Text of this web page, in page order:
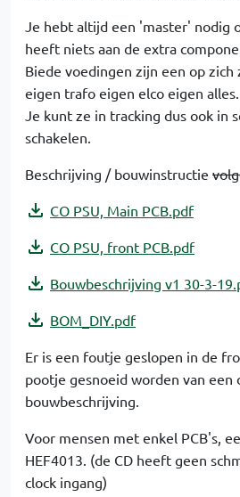
Je hebt altijd een 'master' nodig
heeft niets aan de extra
Biede voedingen zijn een op zich
eigen trafo eigen elco eigen alles.
Je kunt ze in tracking dus ook in
schakelen.
Beschrijving / bouwinstructie
CO PSU, Main PCB.pdf
CO PSU, front PCB.pdf
Bouwbeschrijving v1 30-3-
BOM_DIY.pdf
Er is een foutje geslopen in de
pootje gesnoeid worden van een
bouwbeschrijving.
Voor mensen met enkel PCB's,
HEF4013. (de CD heeft geen
clock ingang)